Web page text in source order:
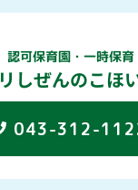
認可保育園・一時保育
しぜんのこほ
043-312-